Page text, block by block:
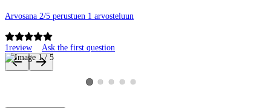
Arvosana 2/5 perustuen 1 arvosteluun
1review Ask the first question
Product images and videos
View product image 1
View product image 2
View product image 3
View product image 4
View product image 5